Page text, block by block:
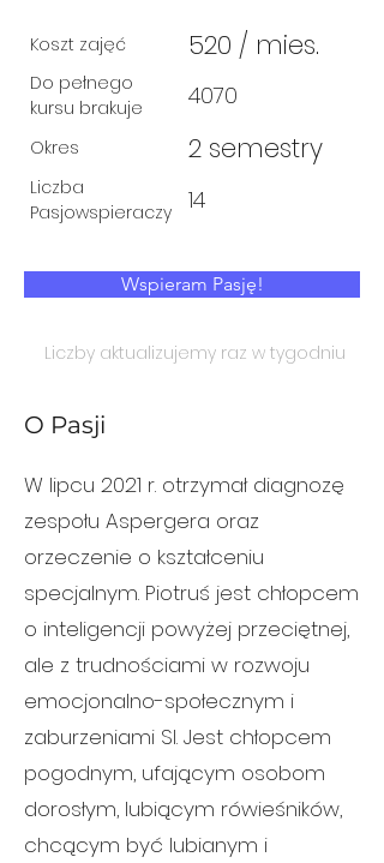
Koszt zajęć 520 / mies.
Do pełnego
kursu brakuje
4070
Okres 2 semestry
Liczba
Pasjowspieraczy
14
Wspieram Pasję!
Liczby aktualizujemy raz w tygodniu
O Pasji
W lipcu 2021 r. otrzymał diagnozę
zespołu Aspergera oraz
orzeczenie o kształceniu
specjalnym. Piotruś jest chłopcem
o inteligencji powyżej przeciętnej,
ale z trudnościami w rozwoju
emocjonalno-społecznym i
zaburzeniami SI. Jest chłopcem
pogodnym, ufającym osobom
dorosłym, lubiącym rówieśników,
chcącym być lubianym i